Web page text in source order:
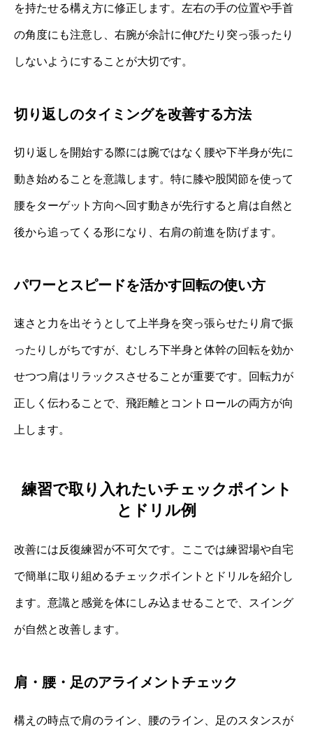
を持たせる構え方に修正します。左右の手の位置や手首
の角度にも注意し、右腕が余計に伸びたり突っ張ったり
しないようにすることが大切です。
切り返しのタイミングを改善する方法
切り返しを開始する際には腕ではなく腰や下半身が先に
動き始めることを意識します。特に膝や股関節を使って
腰をターゲット方向へ回す動きが先行すると肩は自然と
後から追ってくる形になり、右肩の前進を防げます。
パワーとスピードを活かす回転の使い方
速さと力を出そうとして上半身を突っ張らせたり肩で振
ったりしがちですが、むしろ下半身と体幹の回転を効か
せつつ肩はリラックスさせることが重要です。回転力が
正しく伝わることで、飛距離とコントロールの両方が向
上します。
練習で取り入れたいチェックポイント
とドリル例
改善には反復練習が不可欠です。ここでは練習場や自宅
で簡単に取り組めるチェックポイントとドリルを紹介し
ます。意識と感覚を体にしみ込ませることで、スイング
が自然と改善します。
肩・腰・足のアライメントチェック
構えの時点で肩のライン、腰のライン、足のスタンスが